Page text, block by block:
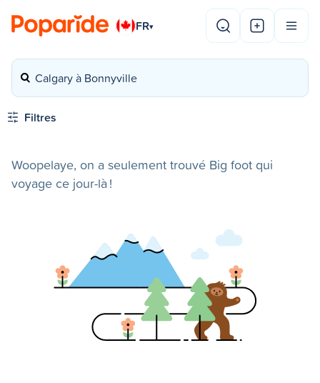
FR▾
Calgary à Bonnyville
Filtres
Woopelaye, on a seulement trouvé Big foot qui
voyage ce jour-là !